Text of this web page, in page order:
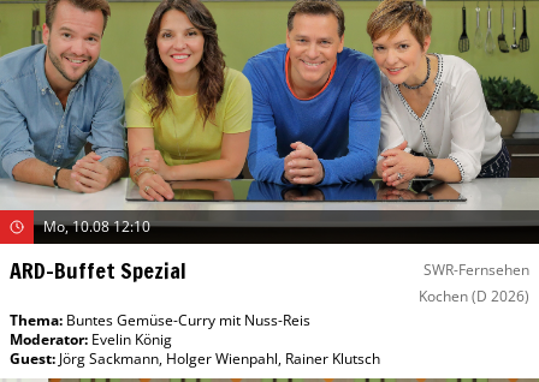
Mo, 10.08 12:10
ARD-Buffet Spezial
SWR-Fernsehen
Kochen(D 2026)
Thema: Buntes Gemüse-Curry mit Nuss-Reis
Moderator: Evelin König
Guest: Jörg Sackmann, Holger Wienpahl, Rainer Klutsch